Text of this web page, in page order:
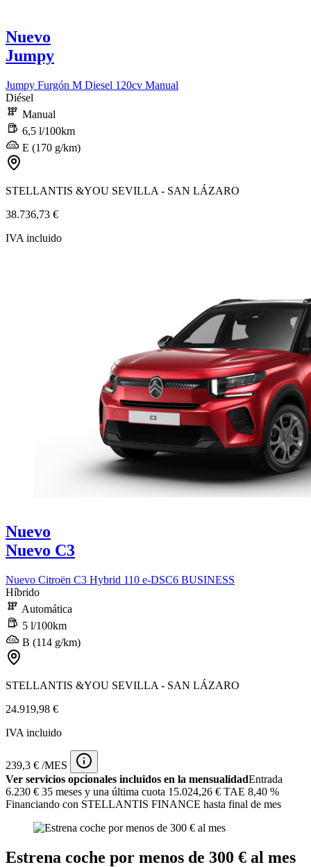
Nuevo
Jumpy
Jumpy Furgón M Diesel 120cv Manual
Diésel
Manual
6,5 l/100km
E (170 g/km)
STELLANTIS &YOU SEVILLA - SAN LÁZARO
38.736,73 €
IVA incluido
Nuevo
Nuevo C3
Nuevo Citroën C3 Hybrid 110 e-DSC6 BUSINESS
Híbrido
Automática
5 l/100km
B (114 g/km)
STELLANTIS &YOU SEVILLA - SAN LÁZARO
24.919,98 €
IVA incluido
239,3 € /MES
Ver servicios opcionales incluidos en la mensualidadEntrada
6.230 € 35 meses y una última cuota 15.024,26 € TAE 8,40 %
Financiando con STELLANTIS FINANCE hasta final de mes
Estrena coche por menos de 300 € al mes